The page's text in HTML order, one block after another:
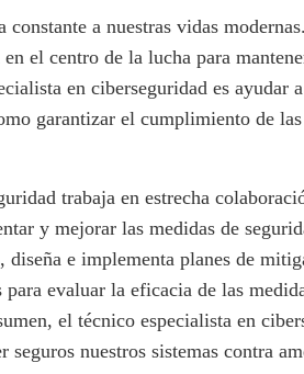
constante a nuestras vidas
el centro de la lucha para
en ciberseguridad es ayudar
garantizar el cumplimiento de
trabaja en estrecha
y mejorar las medidas de
diseña e implementa planes de
evaluar la eficacia de las
el técnico especialista en
nuestros sistemas contra